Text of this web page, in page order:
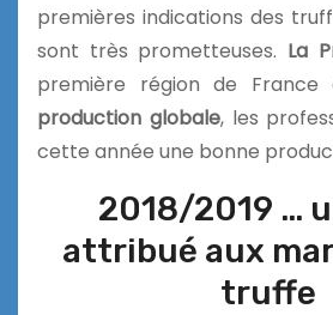
premières indications des
sont très prometteuses. La
première région de France
production globale, les
cette année une bonne
2018/2019 …
attribué aux
truffe